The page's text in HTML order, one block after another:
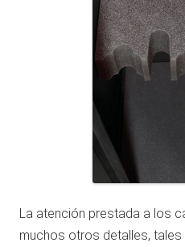
La atención prestada a los
muchos otros detalles, tales